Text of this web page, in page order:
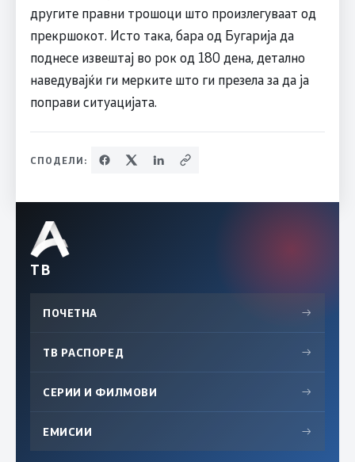
другите правни трошоци што произлегуваат од
прекршокот. Исто така, бара од Бугарија да
поднесе извештај во рок од 180 дена, детално
наведувајќи ги мерките што ги презела за да ја
поправи ситуацијата.
СПОДЕЛИ:
ТВ
ПОЧЕТНА →
ТВ РАСПОРЕД →
СЕРИИ И ФИЛМОВИ →
ЕМИСИИ →